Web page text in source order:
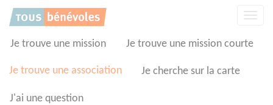
Je trouve une mission Je trouve une mission courte
Je trouve une association Je cherche sur la carte
J'ai une question
Panneau de gestion des cookies